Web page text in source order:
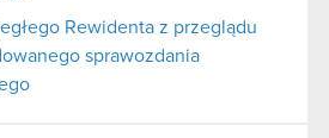
Rewidenta z przeglądu
sprawozdania